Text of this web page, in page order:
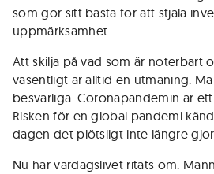
som gör sitt bästa för att stjäla
uppmärksamhet.
Att skilja på vad som är noterbart
väsentligt är alltid en utmaning.
besvärliga. Coronapandemin är
Risken för en global pandemi
dagen det plötsligt inte längre
Nu har vardagslivet ritats om.